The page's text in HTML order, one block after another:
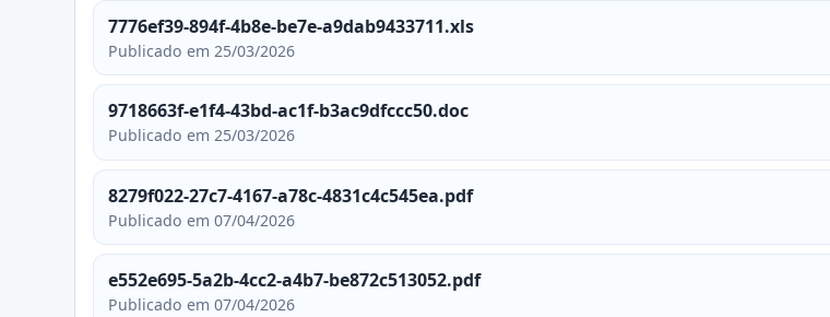
7776ef39-894f-4b8e-be7e-a9dab9433711.xls
Publicado em 25/03/2026
9718663f-e1f4-43bd-ac1f-b3ac9dfccc50.doc
Publicado em 25/03/2026
8279f022-27c7-4167-a78c-4831c4c545ea.pdf
Publicado em 07/04/2026
e552e695-5a2b-4cc2-a4b7-be872c513052.pdf
Publicado em 07/04/2026